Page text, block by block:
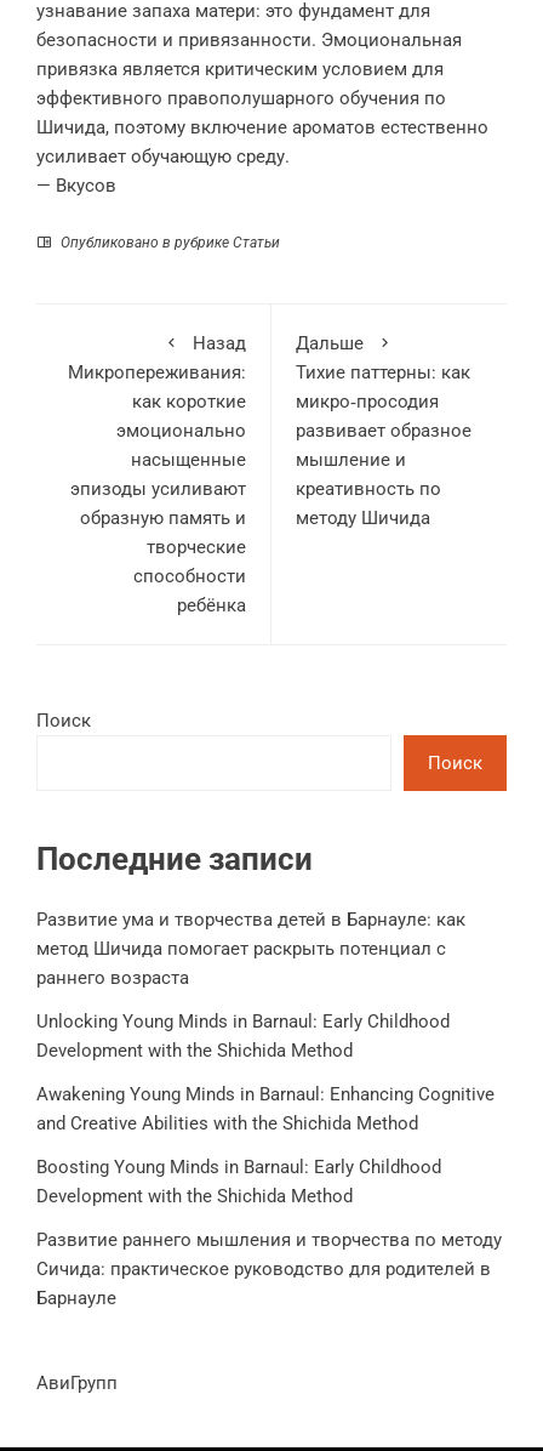
узнавание запаха матери: это фундамент для
безопасности и привязанности. Эмоциональная
привязка является критическим условием для
эффективного правополушарного обучения по
Шичида, поэтому включение ароматов естественно
усиливает обучающую среду.
— Вкусов
Опубликовано в рубрике Статьи
Назад
Микропереживания:
как короткие
эмоционально
насыщенные
эпизоды усиливают
образную память и
творческие
способности
ребёнка
Дальше
Тихие паттерны: как
микро‑просодия
развивает образное
мышление и
креативность по
методу Шичида
Поиск
Поиск
Последние записи
Развитие ума и творчества детей в Барнауле: как
метод Шичида помогает раскрыть потенциал с
раннего возраста
Unlocking Young Minds in Barnaul: Early Childhood
Development with the Shichida Method
Awakening Young Minds in Barnaul: Enhancing Cognitive
and Creative Abilities with the Shichida Method
Boosting Young Minds in Barnaul: Early Childhood
Development with the Shichida Method
Развитие раннего мышления и творчества по методу
Сичида: практическое руководство для родителей в
Барнауле
АвиГрупп